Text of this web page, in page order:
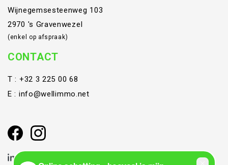
Wijnegemsesteenweg 103
2970 's Gravenwezel
(enkel op afspraak)
CONTACT
T : +32 3 225 00 68
E : info@wellimmo.net